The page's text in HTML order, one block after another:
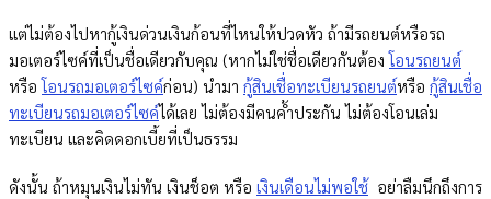
แต่ไม่ต้องไปหากู้เงินด่วนเงินก้อนที่ไหนให้ปวดหัว ถ้ามีรถยนต์หรือรถ
มอเตอร์ไซค์ที่เป็นชื่อเดียวกับคุณ (หากไม่ใช่ชื่อเดียวกันต้อง โอนรถยนต์
หรือ โอนรถมอเตอร์ไซค์ก่อน) นำมา กู้สินเชื่อทะเบียนรถยนต์หรือ กู้สินเชื่อ
ทะเบียนรถมอเตอร์ไซค์ได้เลย ไม่ต้องมีคนค้ำประกัน ไม่ต้องโอนเล่ม
ทะเบียน และคิดดอกเบี้ยที่เป็นธรรม
ดังนั้น ถ้าหมุนเงินไม่ทัน เงินช็อต หรือ เงินเดือนไม่พอใช้อย่าลืมนึกถึงการ